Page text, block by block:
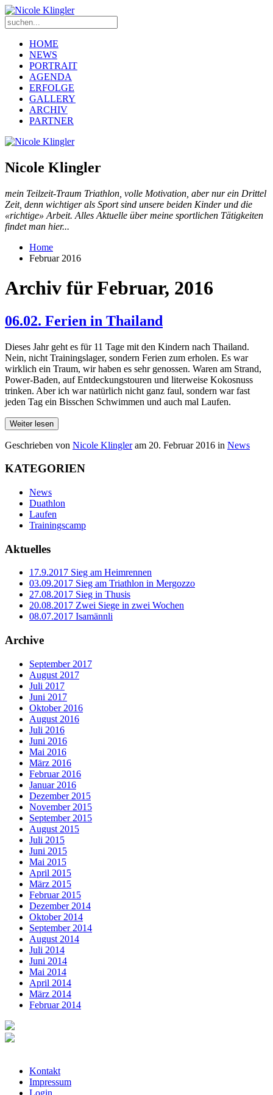
HOME
NEWS
PORTRAIT
AGENDA
ERFOLGE
GALLERY
ARCHIV
PARTNER
Nicole Klingler
mein Teilzeit-Traum Triathlon, volle Motivation, aber nur ein Drittel
Zeit, denn wichtiger als Sport sind unsere beiden Kinder und die
«richtige» Arbeit. Alles Aktuelle über meine sportlichen Tätigkeiten
findet man hier...
Home
Februar 2016
Archiv für Februar, 2016
06.02. Ferien in Thailand
Dieses Jahr geht es für 11 Tage mit den Kindern nach Thailand.
Nein, nicht Trainingslager, sondern Ferien zum erholen. Es war
wirklich ein Traum, wir haben es sehr genossen. Waren am Strand,
Power-Baden, auf Entdeckungstouren und literweise Kokosnuss
trinken. Aber ich war natürlich nicht ganz faul, sondern war fast
jeden Tag ein Bisschen Schwimmen und auch mal Laufen.
Weiter lesen
Geschrieben von Nicole Klingleram 20. Februar 2016 in News
KATEGORIEN
News
Duathlon
Laufen
Trainingscamp
Aktuelles
17.9.2017 Sieg am Heimrennen
03.09.2017 Sieg am Triathlon in Mergozzo
27.08.2017 Sieg in Thusis
20.08.2017 Zwei Siege in zwei Wochen
08.07.2017 Isamännli
Archive
September 2017
August 2017
Juli 2017
Juni 2017
Oktober 2016
August 2016
Juli 2016
Juni 2016
Mai 2016
März 2016
Februar 2016
Januar 2016
Dezember 2015
November 2015
September 2015
August 2015
Juli 2015
Juni 2015
Mai 2015
April 2015
März 2015
Februar 2015
Dezember 2014
Oktober 2014
September 2014
August 2014
Juli 2014
Juni 2014
Mai 2014
April 2014
März 2014
Februar 2014
Kontakt
Impressum
Login